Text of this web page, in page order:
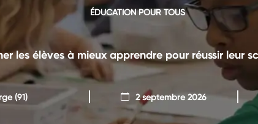
ÉDUCATION POUR TOUS
les élèves à mieux apprendre pour réussir leur
(91) 2 septembre 2026